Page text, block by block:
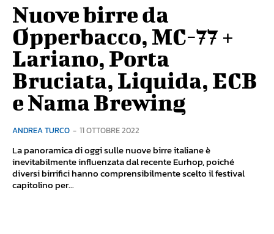
Nuove birre da
Opperbacco, MC-77 +
Lariano, Porta
Bruciata, Liquida, ECB
e Nama Brewing
ANDREA TURCO - 11 OTTOBRE 2022
La panoramica di oggi sulle nuove birre italiane è
inevitabilmente influenzata dal recente Eurhop, poiché
diversi birrifici hanno comprensibilmente scelto il festival
capitolino per...